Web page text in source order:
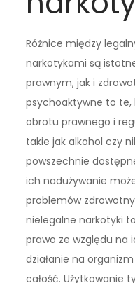
Różnice między
narkotykami są
prawnym, jak i
psychoaktywne to te,
obrotu prawnego i
takie jak alkohol czy
powszechnie
ich nadużywanie
problemów
nielegalne narkotyki
prawo ze względu na
działanie na
całość. Użytkowanie